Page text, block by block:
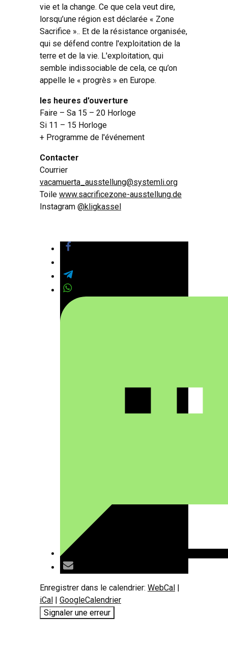
vie et la change. Ce que cela veut dire,
lorsqu’une région est déclarée « Zone
Sacrifice ».. Et de la résistance organisée,
qui se défend contre l'exploitation de la
terre et de la vie. L'exploitation, qui
semble indissociable de cela, ce qu’on
appelle le « progrès » en Europe.
les heures d'ouverture
Faire – Sa 15 – 20 Horloge
Si 11 – 15 Horloge
+ Programme de l'événement
Contacter
Courrier
vacamuerta_ausstellung@systemli.org
Toile www.sacrificezone-ausstellung.de
Instagram @kligkassel
Enregistrer dans le calendrier: WebCal |
iCal | GoogleCalendrier
Signaler une erreur